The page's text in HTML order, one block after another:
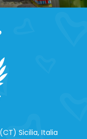
Sicilia, Italia